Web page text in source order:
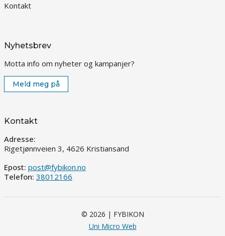
Kontakt
Nyhetsbrev
Motta info om nyheter og kampanjer?
Meld meg på
Kontakt
Adresse:
Rigetjønnveien 3, 4626 Kristiansand
Epost: post@fybikon.no
Telefon: 38012166
© 2026 | FYBIKON
Uni Micro Web